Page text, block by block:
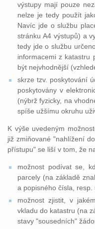
výstupy mají pouze
nelze je tedy použít
Navíc jde o službu
stránku A4 výstupů) a
tedy jde o službu
informacemi z katastru
být nejvhodnější
skrze tzv. poskytování
poskytovány v
(nýbrž fyzicky, na
spíše užšímu okruhu
K výše uvedeným
již zmiňované "nahlížení
přístupu" se liší v tom, že
možnost podívat se,
parcely (na základě
a popisného čísla,
možnost zjistit, v
vkladu do katastru (na
stavy "sousedních"